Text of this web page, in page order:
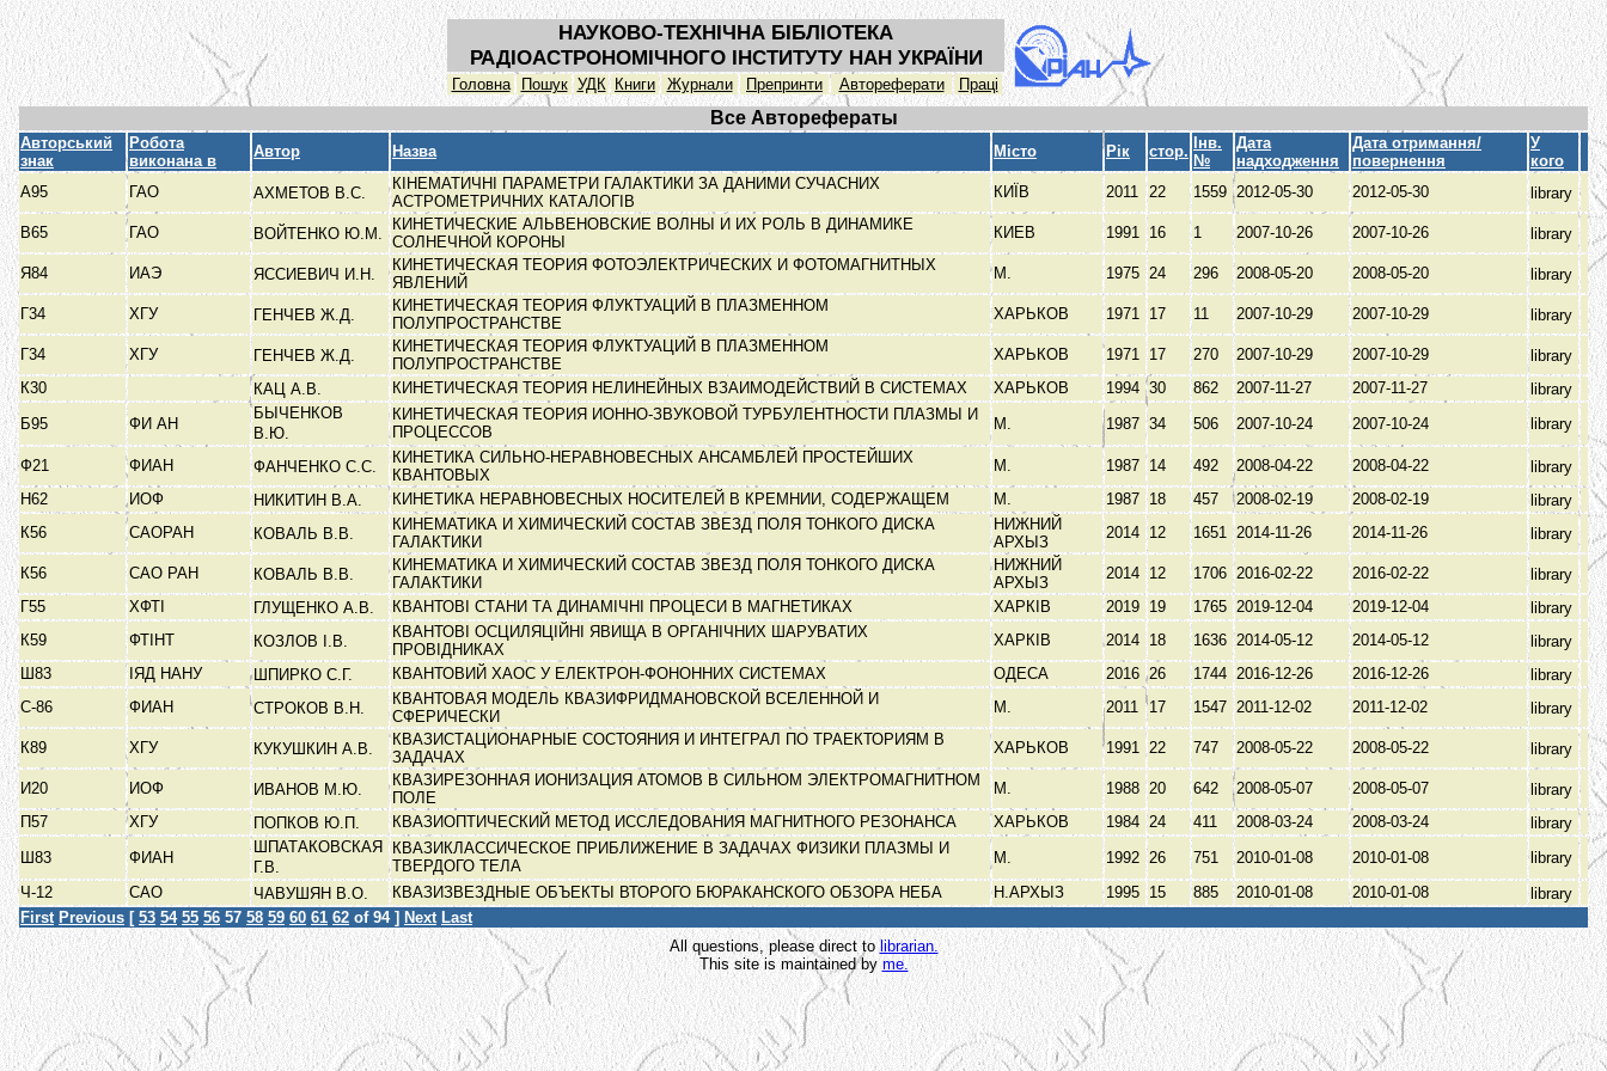
НАУКОВО-ТЕХНІЧНА БІБЛІОТЕКА
РАДІОАСТРОНОМІЧНОГО ІНСТИТУТУ НАН УКРАЇНИ
Головна Пошук УДК Книги Журнали Препринти Автореферати Праці
Все Авторефераты
Авторський
знак
Робота
виконана в
Автор Назва Місто Рік стор.
Інв.
№
Дата
надходження
Дата отримання/
повернення
У
кого
А95
ГАО АХМЕТОВ В.С.
КІНЕМАТИЧНІ ПАРАМЕТРИ ГАЛАКТИКИ ЗА ДАНИМИ СУЧАСНИХ
АСТРОМЕТРИЧНИХ КАТАЛОГІВ
КИЇВ 2011 22 1559 2012-05-30 2012-05-30 library
В65 ГАО ВОЙТЕНКО Ю.М.
КИНЕТИЧЕСКИЕ АЛЬВЕНОВСКИЕ ВОЛНЫ И ИХ РОЛЬ В ДИНАМИКЕ
СОЛНЕЧНОЙ КОРОНЫ
КИЕВ 1991 16 1 2007-10-26 2007-10-26 library
Я84 ИАЭ ЯССИЕВИЧ И.Н.
КИНЕТИЧЕСКАЯ ТЕОРИЯ ФОТОЭЛЕКТРИЧЕСКИХ И ФОТОМАГНИТНЫХ
ЯВЛЕНИЙ
М. 1975 24 296 2008-05-20 2008-05-20 library
Г34 ХГУ ГЕНЧЕВ Ж.Д.
КИНЕТИЧЕСКАЯ ТЕОРИЯ ФЛУКТУАЦИЙ В ПЛАЗМЕННОМ
ПОЛУПРОСТРАНСТВЕ
ХАРЬКОВ 1971 17 11 2007-10-29 2007-10-29 library
Г34 ХГУ ГЕНЧЕВ Ж.Д.
КИНЕТИЧЕСКАЯ ТЕОРИЯ ФЛУКТУАЦИЙ В ПЛАЗМЕННОМ
ПОЛУПРОСТРАНСТВЕ
ХАРЬКОВ 1971 17 270 2007-10-29 2007-10-29
library
К30
КАЦ А.В. КИНЕТИЧЕСКАЯ ТЕОРИЯ НЕЛИНЕЙНЫХ ВЗАИМОДЕЙСТВИЙ В СИСТЕМАХ ХАРЬКОВ 1994 30 862 2007-11-27 2007-11-27
library
Б95
ФИ АН
БЫЧЕНКОВ
В.Ю.
КИНЕТИЧЕСКАЯ ТЕОРИЯ ИОННО-ЗВУКОВОЙ ТУРБУЛЕНТНОСТИ ПЛАЗМЫ И
ПРОЦЕССОВ
М. 1987 34 506 2007-10-24 2007-10-24 library
Ф21 ФИАН ФАНЧЕНКО С.С.
КИНЕТИКА СИЛЬНО-НЕРАВНОВЕСНЫХ АНСАМБЛЕЙ ПРОСТЕЙШИХ
КВАНТОВЫХ
М. 1987 14 492 2008-04-22 2008-04-22
library
Н62
ИОФ НИКИТИН В.А. КИНЕТИКА НЕРАВНОВЕСНЫХ НОСИТЕЛЕЙ В КРЕМНИИ, СОДЕРЖАЩЕМ М. 1987 18 457 2008-02-19 2008-02-19
library
К56
САОРАН КОВАЛЬ В.В.
КИНЕМАТИКА И ХИМИЧЕСКИЙ СОСТАВ ЗВЕЗД ПОЛЯ ТОНКОГО ДИСКА
ГАЛАКТИКИ
НИЖНИЙ
АРХЫЗ
2014 12 1651 2014-11-26 2014-11-26 library
К56 САО РАН КОВАЛЬ В.В.
КИНЕМАТИКА И ХИМИЧЕСКИЙ СОСТАВ ЗВЕЗД ПОЛЯ ТОНКОГО ДИСКА
ГАЛАКТИКИ
НИЖНИЙ
АРХЫЗ
2014 12 1706 2016-02-22 2016-02-22
library
Г55
ХФТІ ГЛУЩЕНКО А.В. КВАНТОВІ СТАНИ ТА ДИНАМІЧНІ ПРОЦЕСИ В МАГНЕТИКАХ ХАРКІВ 2019 19 1765 2019-12-04 2019-12-04
library
К59
ФТІНТ КОЗЛОВ І.В.
КВАНТОВІ ОСЦИЛЯЦІЙНІ ЯВИЩА В ОРГАНІЧНИХ ШАРУВАТИХ
ПРОВІДНИКАХ
ХАРКІВ 2014 18 1636 2014-05-12 2014-05-12
library
Ш83
ІЯД НАНУ ШПИРКО С.Г. КВАНТОВИЙ ХАОС У ЕЛЕКТРОН-ФОНОННИХ СИСТЕМАХ ОДЕСА 2016 26 1744 2016-12-26 2016-12-26
library
С-86
ФИАН СТРОКОВ В.Н.
КВАНТОВАЯ МОДЕЛЬ КВАЗИФРИДМАНОВСКОЙ ВСЕЛЕННОЙ И
СФЕРИЧЕСКИ
М. 2011 17 1547 2011-12-02 2011-12-02 library
К89 ХГУ КУКУШКИН А.В.
КВАЗИСТАЦИОНАРНЫЕ СОСТОЯНИЯ И ИНТЕГРАЛ ПО ТРАЕКТОРИЯМ В
ЗАДАЧАХ
ХАРЬКОВ 1991 22 747 2008-05-22 2008-05-22 library
И20 ИОФ ИВАНОВ М.Ю.
КВАЗИРЕЗОННАЯ ИОНИЗАЦИЯ АТОМОВ В СИЛЬНОМ ЭЛЕКТРОМАГНИТНОМ
ПОЛЕ
М. 1988 20 642 2008-05-07 2008-05-07
library
П57
ХГУ ПОПКОВ Ю.П. КВАЗИОПТИЧЕСКИЙ МЕТОД ИССЛЕДОВАНИЯ МАГНИТНОГО РЕЗОНАНСА ХАРЬКОВ 1984 24 411 2008-03-24 2008-03-24
library
Ш83
ФИАН
ШПАТАКОВСКАЯ
Г.В.
КВАЗИКЛАССИЧЕСКОЕ ПРИБЛИЖЕНИЕ В ЗАДАЧАХ ФИЗИКИ ПЛАЗМЫ И
ТВЕРДОГО ТЕЛА
М. 1992 26 751 2010-01-08 2010-01-08
library
Ч-12
САО ЧАВУШЯН В.О. КВАЗИЗВЕЗДНЫЕ ОБЪЕКТЫ ВТОРОГО БЮРАКАНСКОГО ОБЗОРА НЕБА Н.АРХЫЗ 1995 15 885 2010-01-08 2010-01-08
library
First Previous [ 53 54 55 56 57 58 59 60 61 62 of 94 ] Next Last
All questions, please direct tolibrarian.
This site is maintained byme.